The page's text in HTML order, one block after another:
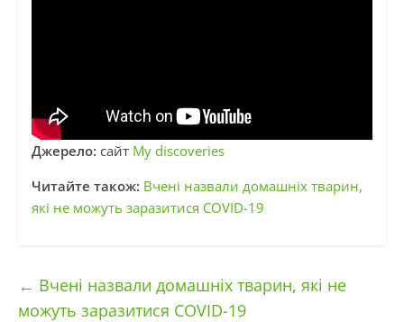
Джерело: сайт My discoveries
Читайте також: Вчені назвали домашніх тварин,
які не можуть заразитися COVID-19
← Вчені назвали домашніх тварин, які не
можуть заразитися COVID-19